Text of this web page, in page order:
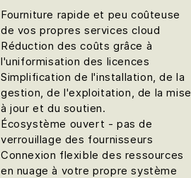
Fourniture rapide et peu coûteuse
de vos propres services cloud
Réduction des coûts grâce à
l'uniformisation des licences
Simplification de l'installation, de la
gestion, de l'exploitation, de la mise
à jour et du soutien.
Écosystème ouvert - pas de
verrouillage des fournisseurs
Connexion flexible des ressources
en nuage à votre propre système